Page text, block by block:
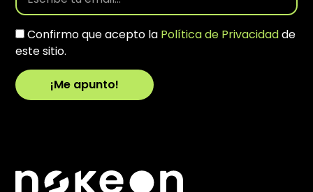
Confirmo que acepto la Política de Privacidadde
este sitio.
¡Me apunto!